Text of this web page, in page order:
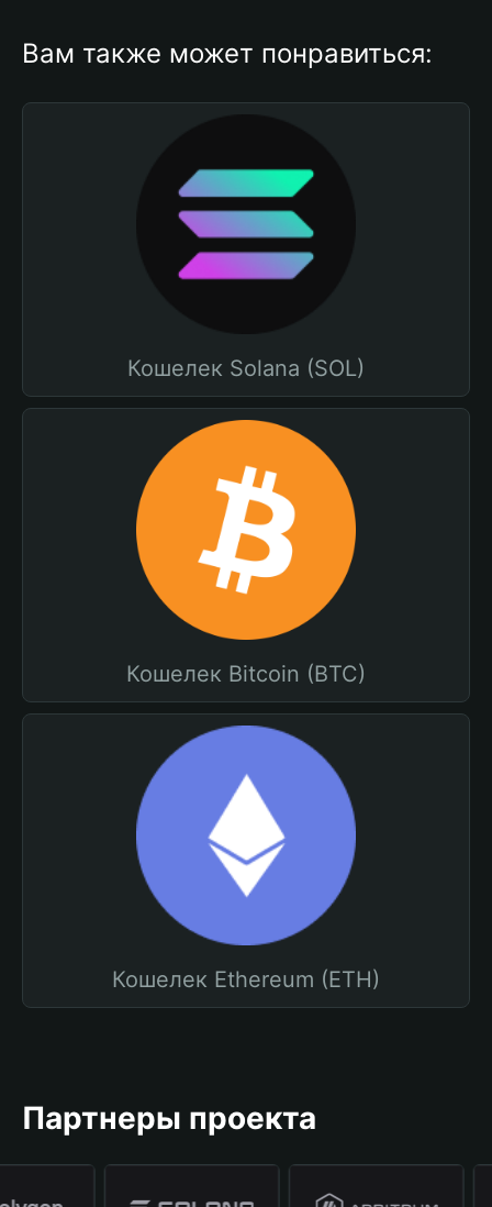
Вам также может понравиться:
Кошелек Solana (SOL)
Кошелек Bitcoin (BTC)
Кошелек Ethereum (ETH)
Партнеры проекта